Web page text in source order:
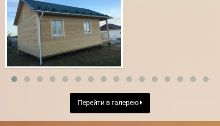
Перейти в галерею